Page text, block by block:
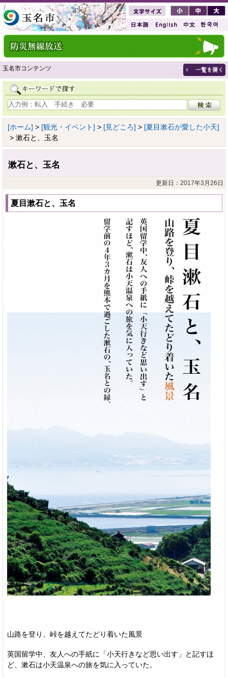
玉名市コンテンツ
[ホーム] > [観光・イベント] > [見どころ] > [夏目漱石が愛した小天]
> 漱石と、玉名
漱石と、玉名
更新日：2017年3月26日
夏目漱石と、玉名
山路を登り、峠を越えてたどり着いた風景
英国留学中、友人への手紙に「小天行きなど思い出す」と記すほ
ど、漱石は小天温泉への旅を気に入っていた。